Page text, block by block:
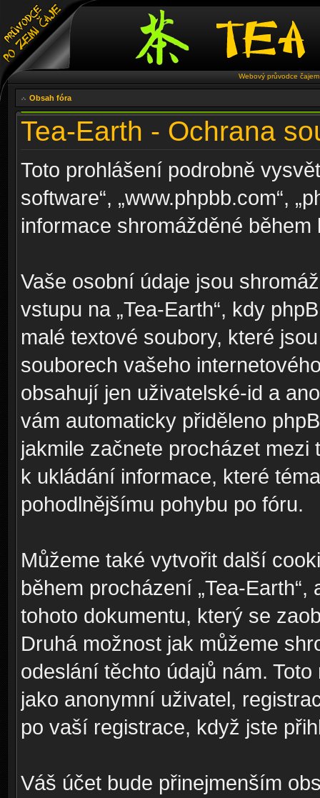
Webový průvodce
Obsah fóra
Tea-Earth - Ochrana
Toto prohlášení podrobně
software“, „www.phpbb.com“,
informace shromážděné
Vaše osobní údaje jsou
vstupu na „Tea-Earth“, kdy
malé textové soubory, které
souborech vašeho
obsahují jen uživatelské-id a
vám automaticky přiděleno
jakmile začnete procházet mezi
k ukládání informace, které
pohodlnějšímu pohybu po fóru.
Můžeme také vytvořit další
během procházení „Tea-
tohoto dokumentu, který se
Druhá možnost jak můžeme
odeslání těchto údajů nám.
jako anonymní uživatel,
po vaší registrace, když jste
Váš účet bude přinejmenším